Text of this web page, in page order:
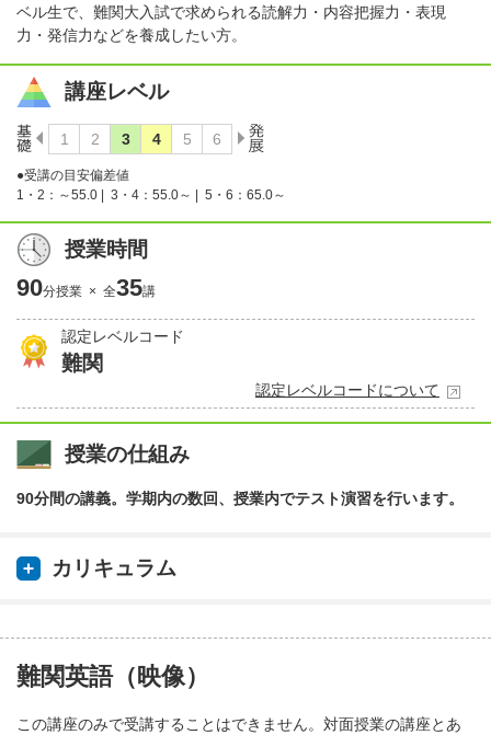
ベル生で、難関大入試で求められる読解力・内容把握力・表現
力・発信力などを養成したい方。
講座レベル
●受講の目安偏差値
1・2：～55.0 |
3・4：55.0～ | 5・6：65.0～
授業時間
90分授業 × 全35講
認定レベルコード
難関
認定レベルコードについて
授業の仕組み
90分間の講義。学期内の数回、授業内でテスト演習を行います。
カリキュラム
難関英語（映像）
この講座のみで受講することはできません。対面授業の講座とあ